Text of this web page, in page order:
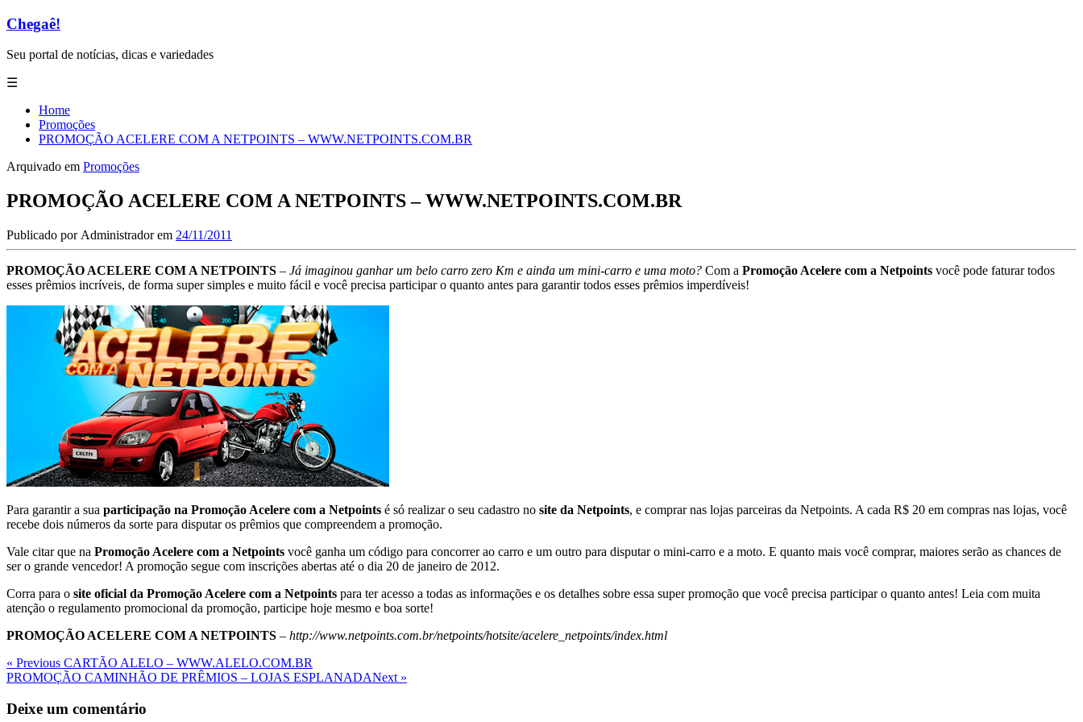
Chegaê!
Seu portal de notícias, dicas e variedades
☰
Home
Promoções
PROMOÇÃO ACELERE COM A NETPOINTS – WWW.NETPOINTS.COM.BR
Arquivado em Promoções
PROMOÇÃO ACELERE COM A NETPOINTS – WWW.NETPOINTS.COM.BR
Publicado por Administradorem 24/11/2011
PROMOÇÃO ACELERE COM A NETPOINTS – Já imaginou ganhar um belo carro zero Km e ainda um mini-carro e uma moto? Com a Promoção Acelere com a Netpoints você pode faturar todos
esses prêmios incríveis, de forma super simples e muito fácil e você precisa participar o quanto antes para garantir todos esses prêmios imperdíveis!
Para garantir a sua participação na Promoção Acelere com a Netpoints é só realizar o seu cadastro no site da Netpoints, e comprar nas lojas parceiras da Netpoints. A cada R$ 20 em compras nas lojas, você
recebe dois números da sorte para disputar os prêmios que compreendem a promoção.
Vale citar que na Promoção Acelere com a Netpoints você ganha um código para concorrer ao carro e um outro para disputar o mini-carro e a moto. E quanto mais você comprar, maiores serão as chances de
ser o grande vencedor! A promoção segue com inscrições abertas até o dia 20 de janeiro de 2012.
Corra para o site oficial da Promoção Acelere com a Netpoints para ter acesso a todas as informações e os detalhes sobre essa super promoção que você precisa participar o quanto antes! Leia com muita
atenção o regulamento promocional da promoção, participe hoje mesmo e boa sorte!
PROMOÇÃO ACELERE COM A NETPOINTS – http://www.netpoints.com.br/netpoints/hotsite/acelere_netpoints/index.html
Navegação
de
Post
Previous
Post
« Previous CARTÃO ALELO – WWW.ALELO.COM.BR
Next
PROMOÇÃO CAMINHÃO DE PRÊMIOS – LOJAS ESPLANADANext »
Deixe um comentário